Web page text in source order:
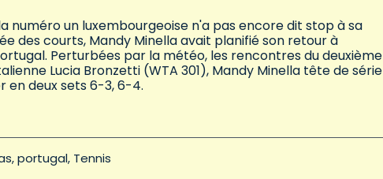
numéro un luxembourgeoise n'a pas encore dit stop à sa
des courts, Mandy Minella avait planifié son retour à
Perturbées par la météo, les rencontres du deuxième
Lucia Bronzetti (WTA 301), Mandy Minella tête de série
en deux sets 6-3, 6-4.
portugal Tennis